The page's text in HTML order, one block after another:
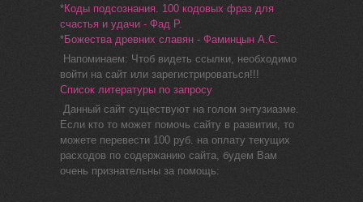
*Коды подсознания. 100 кодовых фраз для
счастья и удачи - Фад Р.
*Божества древних славян - Фаминцын А.С.
Напоминаем: Чтоб видеть ссылки, необходимо
войти на сайт или зарегистрироваться!!!
Список литературы по запросу
Данный сайт существуют на голом энтузиазме.
Если кто то может помочь сайту в развитии, то
можете перевести 100 руб. на оплату текущих
расходов по содержанию сайта, будем Вам
очень признательны за помощь: